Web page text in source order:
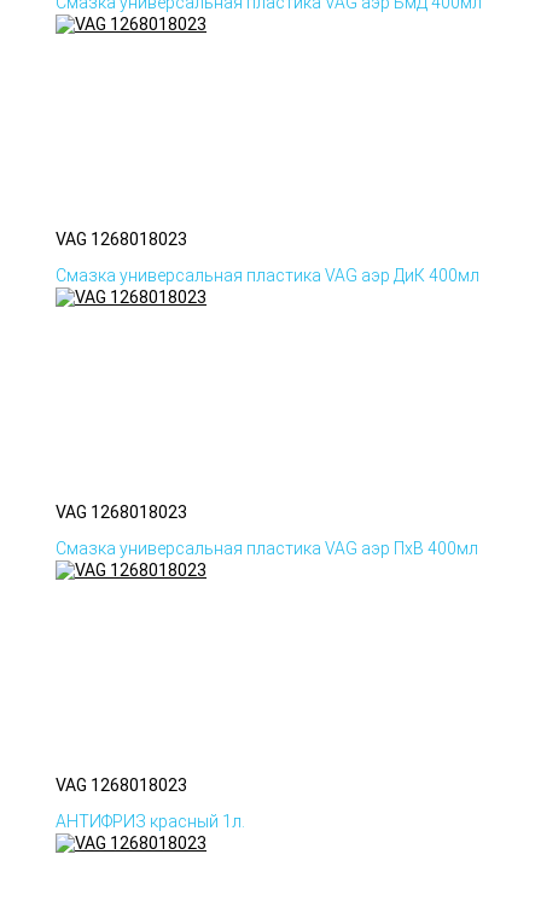
VAG 1268018023
Смазка универсальная пластика VAG аэр ДиК 400мл
VAG 1268018023
Смазка универсальная пластика VAG аэр ПхВ 400мл
VAG 1268018023
АНТИФРИЗ красный 1л.